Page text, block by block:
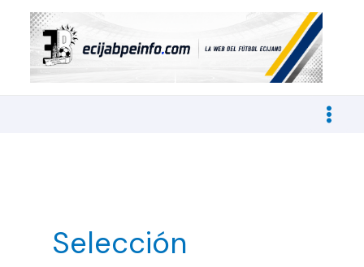
contenido
Selección